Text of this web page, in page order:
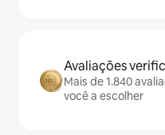
Avaliações
Mais de 1.840
você a escolher